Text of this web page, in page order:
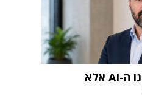
"האתגר הגדול אינו ה-AI אלא